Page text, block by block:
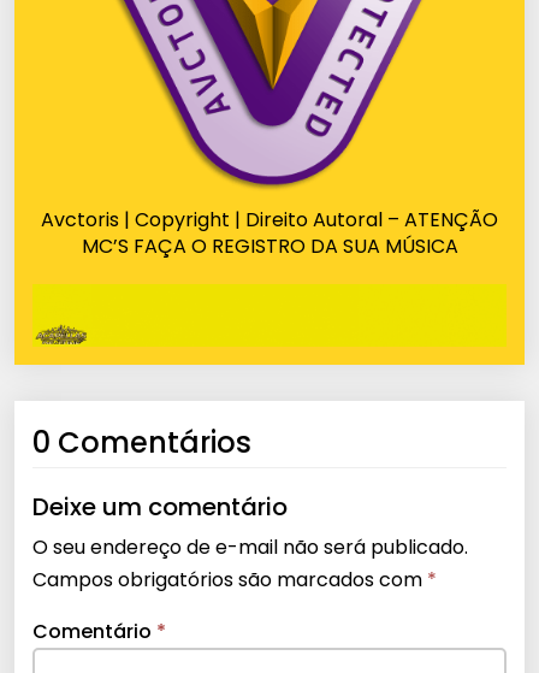
Avctoris | Copyright | Direito Autoral – ATENÇÃO
MC’S FAÇA O REGISTRO DA SUA MÚSICA
0 Comentários
Deixe um comentário
O seu endereço de e-mail não será publicado.
Campos obrigatórios são marcados com *
Comentário *